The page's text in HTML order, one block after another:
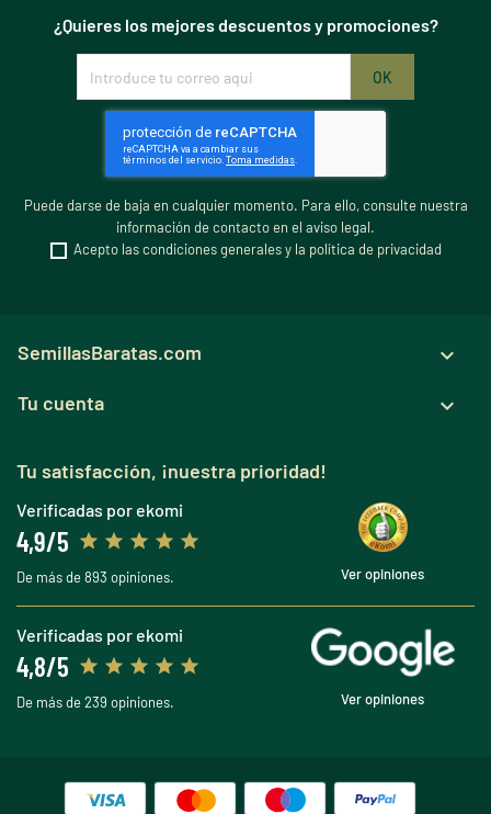
¿Quieres los mejores descuentos y promociones?
Puede darse de baja en cualquier momento. Para ello, consulte nuestra
información de contacto en el aviso legal.
Acepto las condiciones generales y la política de privacidad
SemillasBaratas.com 
Tu cuenta 
Tu satisfacción, ¡nuestra prioridad!
Verificadas por ekomi
4,9/5
De más de 893 opiniones. Ver opiniones
Verificadas por ekomi
4,8/5
De más de 239 opiniones. Ver opiniones